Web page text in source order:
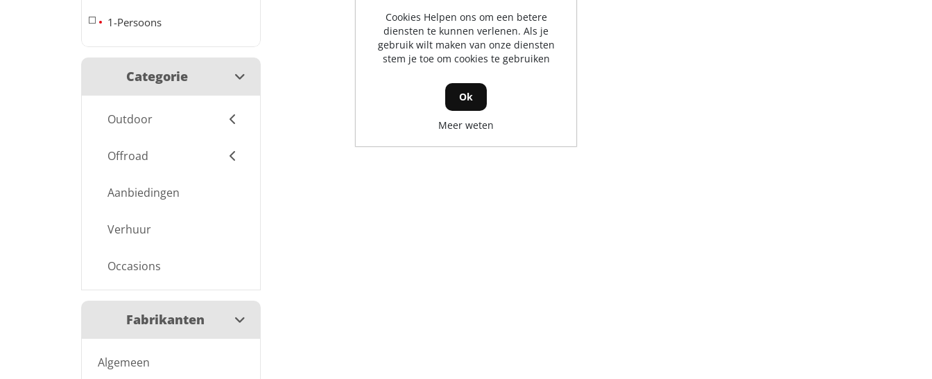
1-Persoons
Categorie
Outdoor
Offroad
Aanbiedingen
Verhuur
Occasions
Fabrikanten
Algemeen
Cookies Helpen ons om een betere
diensten te kunnen verlenen. Als je
gebruik wilt maken van onze diensten
stem je toe om cookies te gebruiken
Ok
Meer weten